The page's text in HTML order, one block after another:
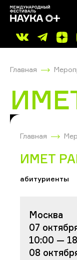
Главная
Главная
ИМЕТ
абитуриенты
Москва
07
10:00 —
08